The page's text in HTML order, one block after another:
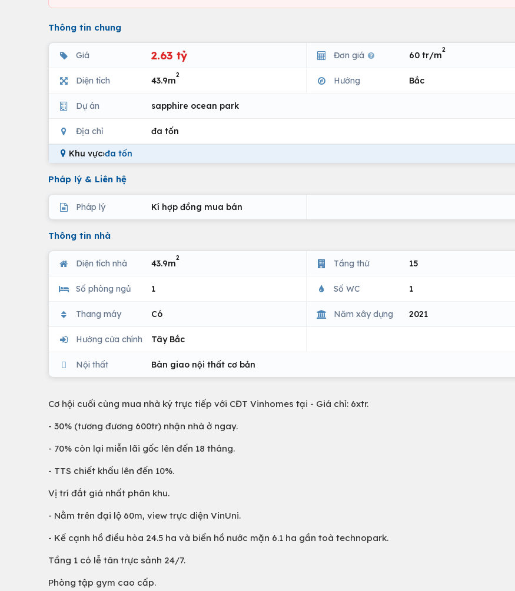
Thông tin chung
Giá 2.63 tỷ Đơn giá 60 tr/m
2
Diện tích 43.9m
2
Hướng Bắc
Dự án sapphire ocean park
Địa chỉ đa tốn
Khu vực›đa tốn
Pháp lý & Liên hệ
Pháp lý Kí hợp đồng mua bán
Thông tin nhà
Diện tích nhà 43.9m
2
Tầng thứ 15
Số phòng ngủ 1 Số WC 1
Thang máy Có Năm xây dựng 2021
Hướng cửa chính Tây Bắc
Nội thất Bàn giao nội thất cơ bản
Cơ hội cuối cùng mua nhà ký trực tiếp với CĐT Vinhomes tại - Giá chỉ: 6xtr.
- 30% (tương đương 600tr) nhận nhà ở ngay.
- 70% còn lại miễn lãi gốc lên đến 18 tháng.
- TTS chiết khấu lên đến 10%.
Vị trí đắt giá nhất phân khu.
- Nằm trên đại lộ 60m, view trực diện VinUni.
- Kế cạnh hồ điều hòa 24.5 ha và biển hồ nước mặn 6.1 ha gần toà technopark.
Tầng 1 có lễ tân trực sảnh 24/7.
Phòng tập gym cao cấp.